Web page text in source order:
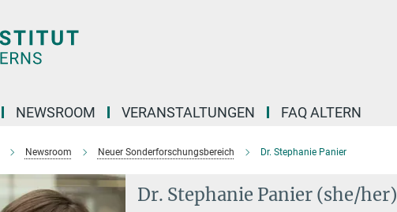
NEWSROOM VERANSTALTUNGEN FAQ ALTERN
Newsroom Neuer Sonderforschungsbereich Dr. Stephanie Panier
Dr. Stephanie Panier (she/her)